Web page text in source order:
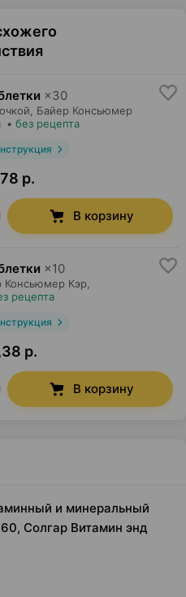
×30
Байер Консьюмер
• без рецепта
р.
В корзину
×10
Консьюмер Кэр
рецепта
р.
В корзину
и минеральный
Солгар Витамин энд